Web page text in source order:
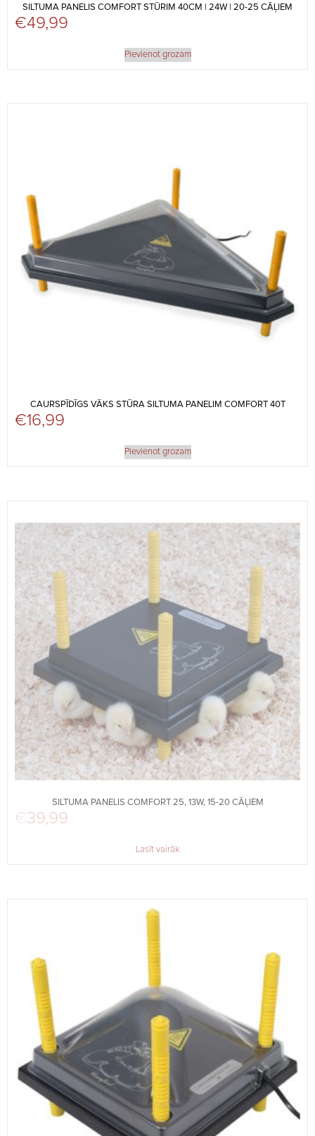
SILTUMA PANELIS COMFORT STŪRIM 40CM | 24W | 20-25 CĀĻIEM
€49,99
Pievienot grozam
CAURSPĪDĪGS VĀKS STŪRA SILTUMA PANELIM COMFORT 40T
€16,99
Pievienot grozam
SILTUMA PANELIS COMFORT 25, 13W, 15-20 CĀĻIEM
€39,99
Lasīt vairāk